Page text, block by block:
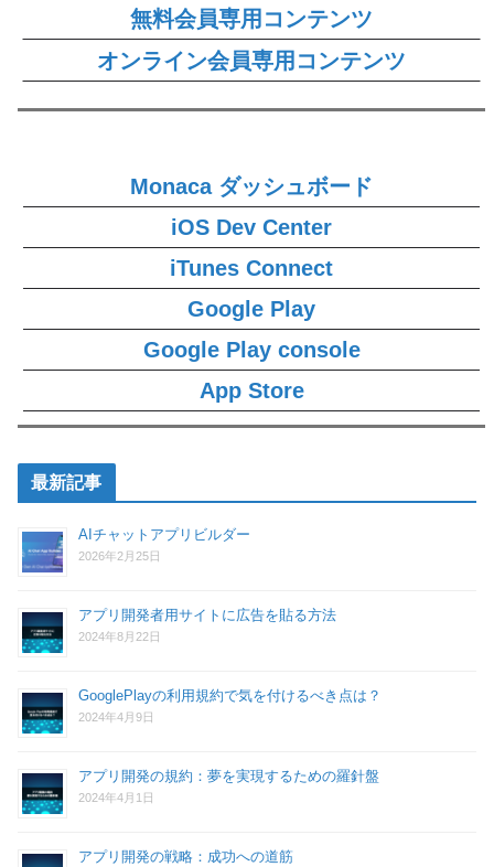
無料会員専用コンテンツ
オンライン会員専用コンテンツ
Monaca ダッシュボード
iOS Dev Center
iTunes Connect
Google Play
Google Play console
App Store
最新記事
AIチャットアプリビルダー
2026年2月25日
アプリ開発者用サイトに広告を貼る方法
2024年8月22日
GooglePlayの利用規約で気を付けるべき点は？
2024年4月9日
アプリ開発の規約：夢を実現するための羅針盤
2024年4月1日
アプリ開発の戦略：成功への道筋